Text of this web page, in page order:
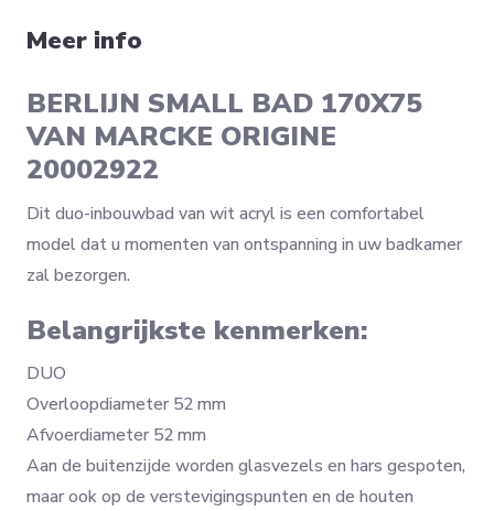
Meer info
BERLIJN SMALL BAD 170X75
VAN MARCKE ORIGINE
20002922
Dit duo-inbouwbad van wit acryl is een comfortabel
model dat u momenten van ontspanning in uw badkamer
zal bezorgen.
Belangrijkste kenmerken:
DUO
Overloopdiameter 52 mm
Afvoerdiameter 52 mm
Aan de buitenzijde worden glasvezels en hars gespoten,
maar ook op de verstevigingspunten en de houten